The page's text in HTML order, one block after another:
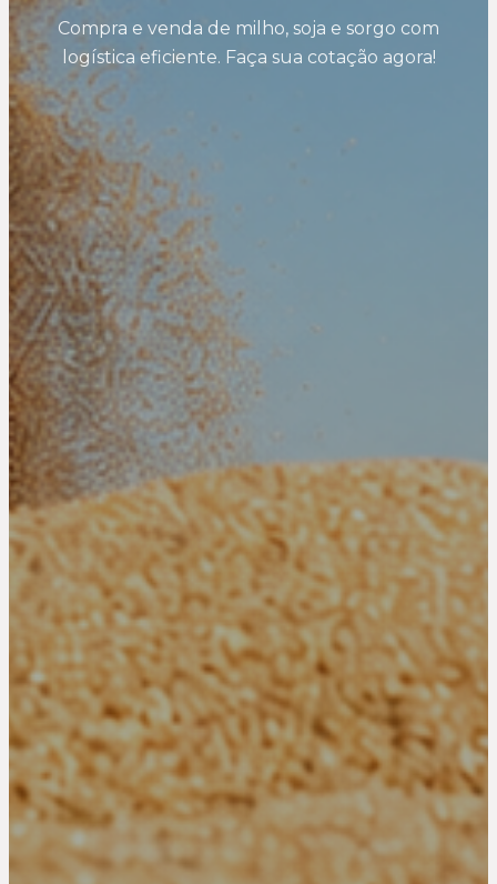
Compra e venda de milho, soja e sorgo com
logística eficiente. Faça sua cotação agora!